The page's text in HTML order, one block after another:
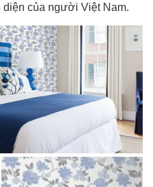
của người Việt Nam.